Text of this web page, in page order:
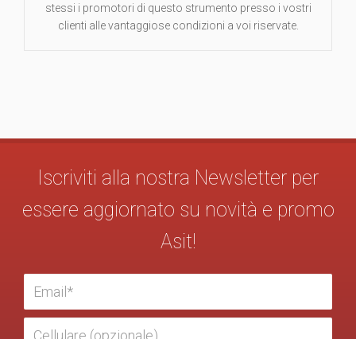
stessi i promotori di questo strumento presso i vostri
clienti alle vantaggiose condizioni a voi riservate.
Iscriviti alla nostra Newsletter per
essere aggiornato su novità e promo
Asit!